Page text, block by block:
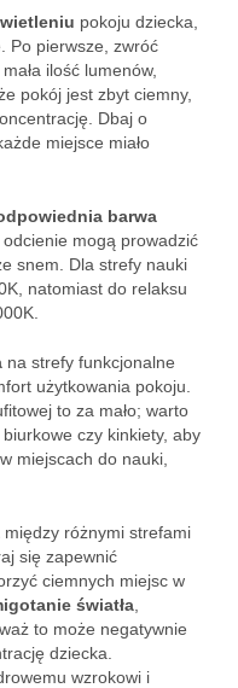
pokoju dziecka,
Po pierwsze, zwróć
mała ilość lumenów,
pokój jest zbyt ciemny,
Dbaj o
miejsce miało
barwa
odcienie mogą prowadzić
snem. Dla strefy nauki
natomiast do relaksu
na strefy funkcjonalne
użytkowania pokoju.
to za mało; warto
czy kinkiety, aby
miejscach do nauki,
między różnymi strefami
się zapewnić
ciemnych miejsc w
światła
to może negatywnie
dziecka.
wzrokowi i